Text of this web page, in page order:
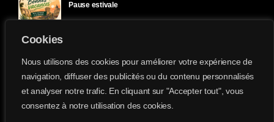
Cookies
Nous utilisons des cookies pour améliorer votre expérience de
navigation, diffuser des publicités ou du contenu personnalisés
et analyser notre trafic. En cliquant sur "Accepter tout", vous
consentez à notre utilisation des cookies.
Pause estivale
Ici l’Ombre – mardi 28 juillet